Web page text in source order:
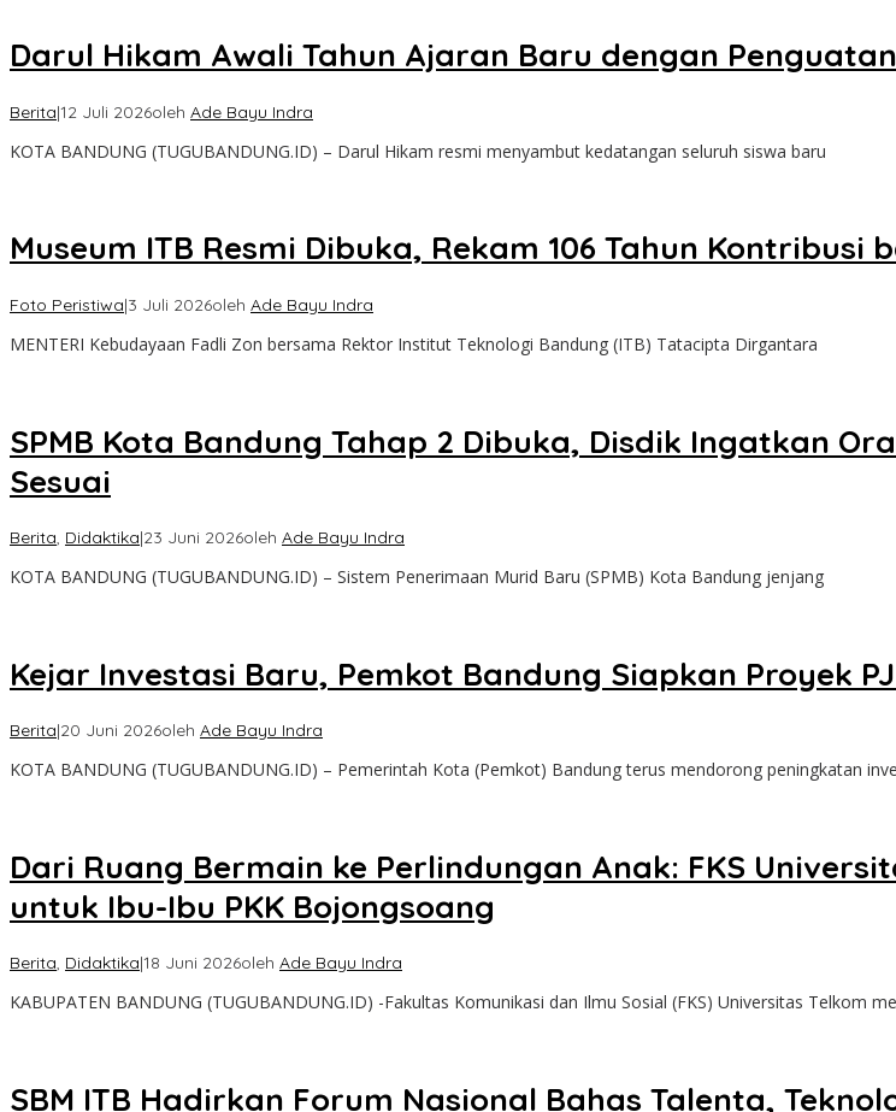
Darul Hikam Awali Tahun Ajaran Baru dengan
Berita|12 Juli 2026oleh Ade Bayu Indra
KOTA BANDUNG (TUGUBANDUNG.ID) – Darul Hikam resmi menyambut kedatangan seluruh siswa baru
Museum ITB Resmi Dibuka, Rekam 106 Tahun Kontribusi
Foto Peristiwa|3 Juli 2026oleh Ade Bayu Indra
MENTERI Kebudayaan Fadli Zon bersama Rektor Institut Teknologi Bandung (ITB) Tatacipta Dirgantara
SPMB Kota Bandung Tahap 2 Dibuka, Disdik Ingatkan
Sesuai
Berita, Didaktika|23 Juni 2026oleh Ade Bayu Indra
KOTA BANDUNG (TUGUBANDUNG.ID) – Sistem Penerimaan Murid Baru (SPMB) Kota Bandung jenjang
Kejar Investasi Baru, Pemkot Bandung Siapkan Proyek
Berita|20 Juni 2026oleh Ade Bayu Indra
KOTA BANDUNG (TUGUBANDUNG.ID) – Pemerintah Kota (Pemkot) Bandung terus mendorong peningkatan
Dari Ruang Bermain ke Perlindungan Anak: FKS
untuk Ibu-Ibu PKK Bojongsoang
Berita, Didaktika|18 Juni 2026oleh Ade Bayu Indra
KABUPATEN BANDUNG (TUGUBANDUNG.ID) -Fakultas Komunikasi dan Ilmu Sosial (FKS) Universitas Telkom
SBM ITB Hadirkan Forum Nasional Bahas Talenta,